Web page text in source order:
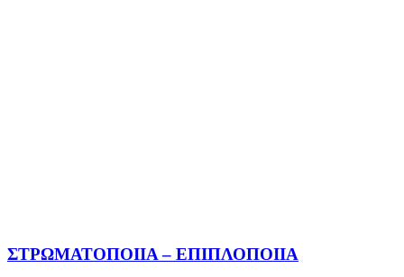
ΣΤΡΩΜΑΤΟΠΟΙΙΑ – ΕΠΙΠΛΟΠΟΙΙΑ